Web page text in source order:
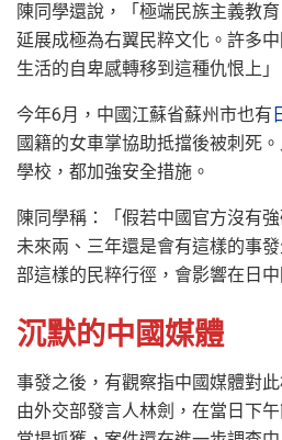
陳同學還說，「極端民族主義教
延展成極為右翼民粹文化。許多
生活的自卑感轉移到這種仇恨上」
今年6月，中國江蘇省蘇州市也有
國籍的女車掌協助抵擋後被刺死
學校，都加強安全措施。
陳同學稱：「假若中國官方沒有
未來兩、三年還是會有這樣的事
部這樣的民粹行徑，會影響在日
沉默的中國媒體
事發之後，有觀察指中國媒體對
由外交部發言人林劍，在當日下